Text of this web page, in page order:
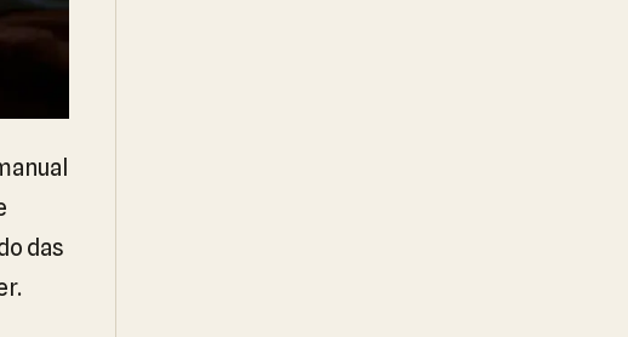
das